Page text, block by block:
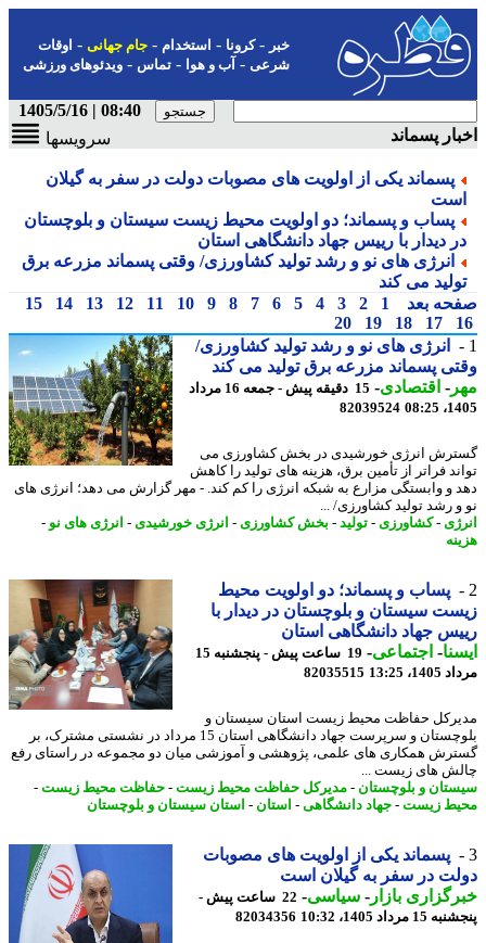
-کرونا-استخدام- جام جهانی-اوقات
شرعی-آب و هوا-تماس-ویدئوهای ورزشی
08:40 | 1405/5/16
پسماند
سرویسها
پسماند یکی از اولویت های مصوبات دولت در سفر به گیلان
پساب و پسماند؛ دو اولویت محیط زیست سیستان و بلوچستان
دیدار با رییس جهاد دانشگاهی استان
انرژی های نو و رشد تولید کشاورزی/ وقتی پسماند مزرعه برق
می کند
بعد
1
2
3
4
5
6
7
8
9
10
11
12
13
14
15
17
18
19
20
انرژی های نو و رشد تولید کشاورزی/
پسماند مزرعه برق تولید می کند
-اقتصادی-
15 دقیقه پیش - جمعه 16 مرداد
82039524
انرژی خورشیدی در بخش کشاورزی می
فراتر از تأمین برق، هزینه های تولید را کاهش
و وابستگی مزارع به شبکه انرژی را کم کند. - مهر گزارش می دهد؛ انرژی های
رشد تولید کشاورزی/ ...
-کشاورزی- تولید-بخش کشاورزی- انرژی خورشیدی-انرژی های نو-
پساب و پسماند؛ دو اولویت محیط
سیستان و بلوچستان در دیدار با
جهاد دانشگاهی استان
-اجتماعی-
19 ساعت پیش - پنجشنبه 15
13:25
82035515
حفاظت محیط زیست استان سیستان و
بلوچستان و سرپرست جهاد دانشگاهی استان 15 مرداد در نشستی مشترک، بر
همکاری های علمی، پژوهشی و آموزشی میان دو مجموعه در راستای رفع
های زیست ...
و بلوچستان-مدیرکل حفاظت محیط زیست-حفاظت محیط زیست-
زیست-جهاد دانشگاهی-استان-استان سیستان و بلوچستان
پسماند یکی از اولویت های مصوبات
در سفر به گیلان است
بازار- سیاسی-
22 ساعت پیش -
1405، 10:32
82034356